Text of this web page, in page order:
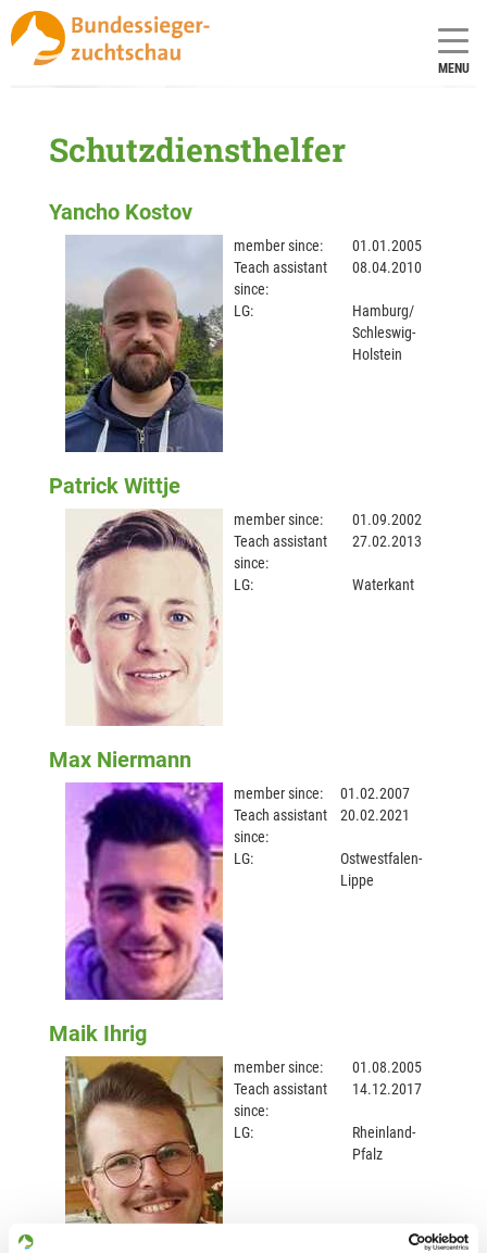
MENU
Schutzdiensthelfer
Yancho Kostov
member since:
01.01.2005
Teach assistant
since:
08.04.2010
LG:
Hamburg/
Schleswig-
Holstein
Patrick Wittje
member since:
01.09.2002
Teach assistant
since:
27.02.2013
LG: Waterkant
Max Niermann
member since:
01.02.2007
Teach assistant
since:
20.02.2021
LG:
Ostwestfalen-
Lippe
Maik Ihrig
member since:
01.08.2005
Teach assistant
since:
14.12.2017
LG:
Rheinland-
Pfalz